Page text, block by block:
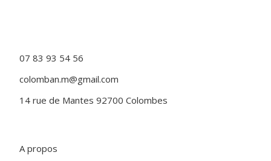
07 83 93 54 56
colomban.m@gmail.com
14 rue de Mantes 92700 Colombes
A propos